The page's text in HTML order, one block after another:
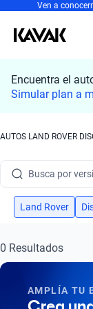
Ven a
Encuentra el
Simular plan a
AUTOS LAND ROVER
Busca por
Busca por año
Busca por
Busca por
Land Rover
0 Resultados
AMPLÍA TU